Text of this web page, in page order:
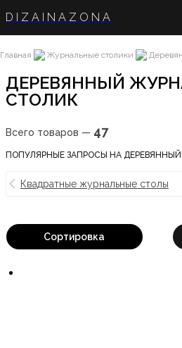
DIZAINAZONA
Главная Журнальные столики
ДЕРЕВЯННЫЙ
СТОЛИК
Всего товаров — 47
ПОПУЛЯРНЫЕ ЗАПРОСЫ НА
Квадратные журнальные столы
Сортировка